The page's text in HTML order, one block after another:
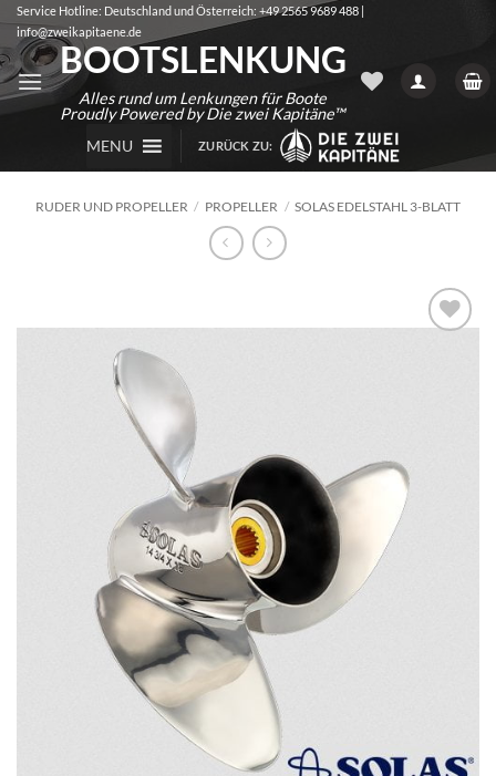
Zum
Inhalt
springen
Service Hotline: Deutschland und Österreich: +49 2565 9689 488 |
info@zweikapitaene.de
BOOTSLENKUNG
Alles rund um Lenkungen für Boote
Proudly Powered by Die zwei Kapitäne™
MENU
ZURÜCK ZU:
RUDER UND PROPELLER / PROPELLER / SOLAS EDELSTAHL 3-BLATT